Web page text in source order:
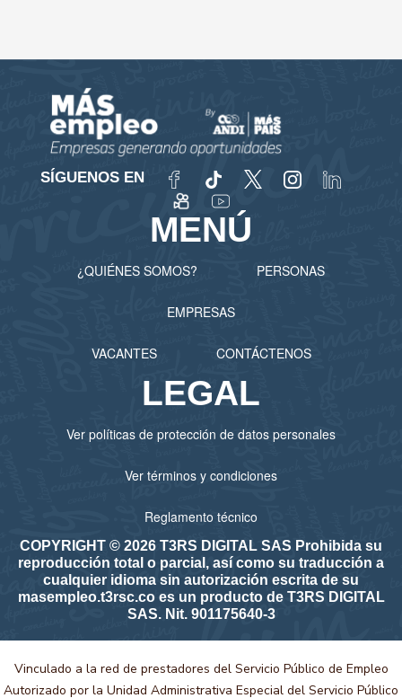
SÍGUENOS EN
MENÚ
¿QUIÉNES SOMOS? PERSONAS
EMPRESAS
VACANTES CONTÁCTENOS
LEGAL
Ver políticas de protección de datos personales
Ver términos y condiciones
Reglamento técnico
COPYRIGHT © 2026 T3RS DIGITAL SAS Prohibida su
reproducción total o parcial, así como su traducción a
cualquier idioma sin autorización escrita de su
masempleo.t3rsc.co es un producto de T3RS DIGITAL
SAS. Nit. 901175640-3
Vinculado a la red de prestadores del Servicio Público de Empleo
Autorizado por la Unidad Administrativa Especial del Servicio Público